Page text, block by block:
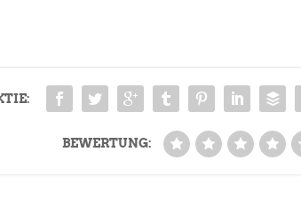
BEWERTUNG: